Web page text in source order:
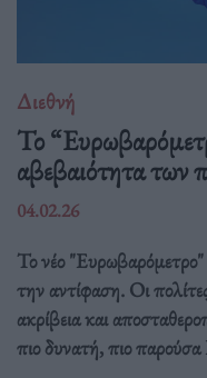
Διεθνή
Το
αβεβαιότητα των
04.02.26
Το νέο "Ευρωβαρόμετρο"
την αντίφαση. Oι
ακρίβεια και
πιο δυνατή, πιο